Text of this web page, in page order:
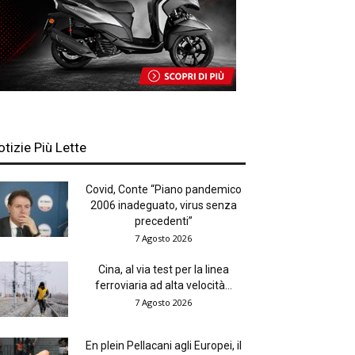
Più Lette
Covid, Conte “Piano pandemico
2006 inadeguato, virus senza
precedenti”
7 Agosto 2026
Cina, al via test per la linea
ferroviaria ad alta velocità...
7 Agosto 2026
En plein Pellacani agli Europei, il